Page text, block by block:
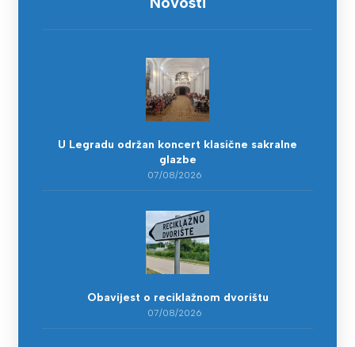
U Legradu održan koncert klasične sakralne
glazbe
07/08/2026
Obavijest o reciklažnom dvorištu
07/08/2026